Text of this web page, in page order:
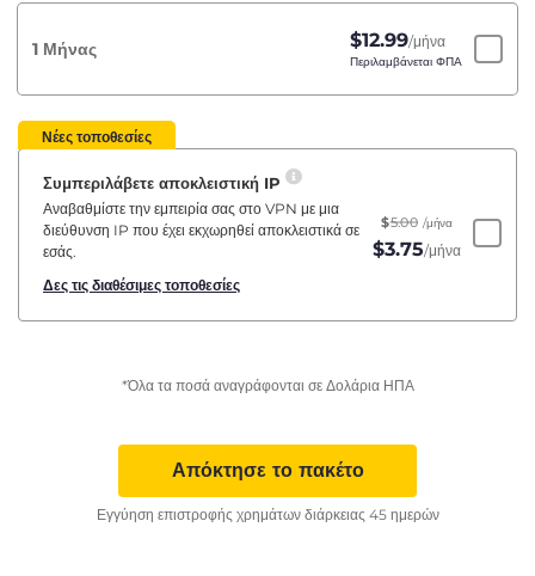
1 Μήνας $12.99/μήνα
Περιλαμβάνεται ΦΠΑ
Νέες τοποθεσίες
Συμπεριλάβετε αποκλειστική IP
Αναβαθμίστε την εμπειρία σας στο VPN με μια
διεύθυνση IP που έχει εκχωρηθεί αποκλειστικά σε
εσάς.
Δες τις διαθέσιμες τοποθεσίες
$5.00 /μήνα
$3.75/μήνα
*Όλα τα ποσά αναγράφονται σε Δολάρια ΗΠΑ
Απόκτησε το πακέτο
Εγγύηση επιστροφής χρημάτων διάρκειας 45 ημερών